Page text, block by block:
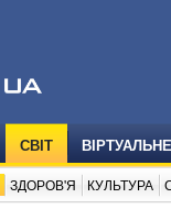
СВІТ
ЗДОРОВ'Я КУЛЬТУРА